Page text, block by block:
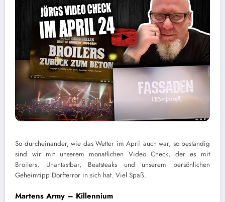
So durcheinander, wie das Wetter im April auch war, so beständig
sind wir mit unserem monatlichen Video Check, der es mit
Broilers, Unantastbar, Beatsteaks und unserem persönlichen
Geheimtipp Dorfterror in sich hat. Viel Spaß.
Martens Army – Killennium